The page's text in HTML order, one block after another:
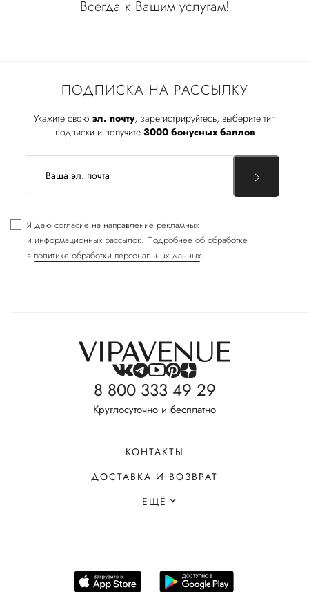
ПОДПИСКА НА РАССЫЛКУ
Укажите свою эл. почту, зарегистрируйтесь, выберите тип
подписки и получите 3000 бонусных баллов
Я даю согласие на направление рекламных
и информационных рассылок. Подробнее об обработке
в политике обработки персональных данных
Всегда к Вашим услугам!
8 800 333 49 29
Круглосуточно и бесплатно
КОНТАКТЫ
ДОСТАВКА И ВОЗВРАТ
ЕЩЁ